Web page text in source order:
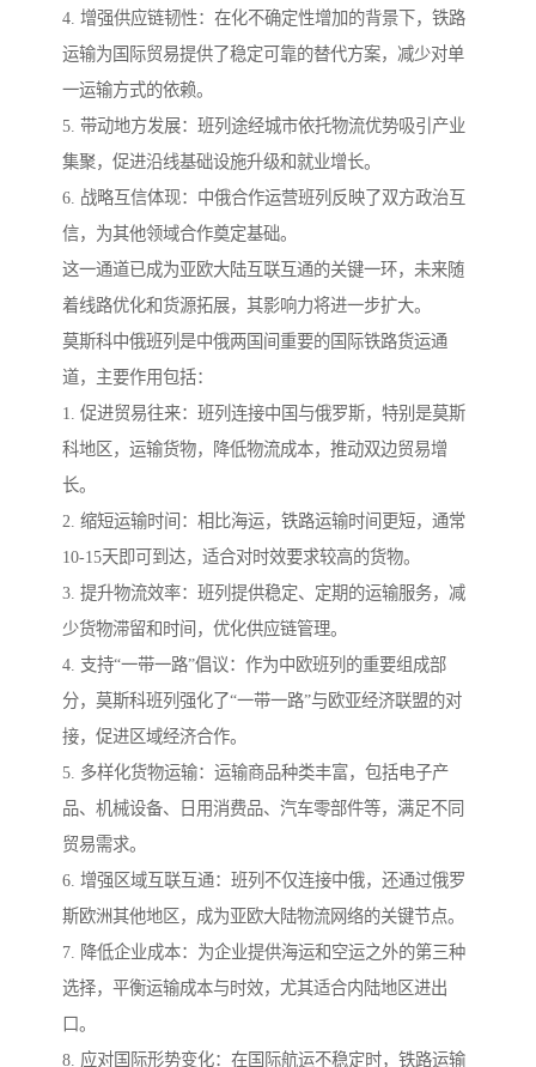
4. 增强供应链韧性：在化不确定性增加的背景下，铁路
运输为国际贸易提供了稳定可靠的替代方案，减少对单
一运输方式的依赖。
5. 带动地方发展：班列途经城市依托物流优势吸引产业
集聚，促进沿线基础设施升级和就业增长。
6. 战略互信体现：中俄合作运营班列反映了双方政治互
信，为其他领域合作奠定基础。
这一通道已成为亚欧大陆互联互通的关键一环，未来随
着线路优化和货源拓展，其影响力将进一步扩大。
莫斯科中俄班列是中俄两国间重要的国际铁路货运通
道，主要作用包括：
1. 促进贸易往来：班列连接中国与俄罗斯，特别是莫斯
科地区，运输货物，降低物流成本，推动双边贸易增
长。
2. 缩短运输时间：相比海运，铁路运输时间更短，通常
10-15天即可到达，适合对时效要求较高的货物。
3. 提升物流效率：班列提供稳定、定期的运输服务，减
少货物滞留和时间，优化供应链管理。
4. 支持“一带一路”倡议：作为中欧班列的重要组成部
分，莫斯科班列强化了“一带一路”与欧亚经济联盟的对
接，促进区域经济合作。
5. 多样化货物运输：运输商品种类丰富，包括电子产
品、机械设备、日用消费品、汽车零部件等，满足不同
贸易需求。
6. 增强区域互联互通：班列不仅连接中俄，还通过俄罗
斯欧洲其他地区，成为亚欧大陆物流网络的关键节点。
7. 降低企业成本：为企业提供海运和空运之外的第三种
选择，平衡运输成本与时效，尤其适合内陆地区进出
口。
8. 应对国际形势变化：在国际航运不稳定时，铁路运输